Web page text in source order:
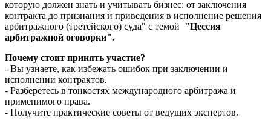
которую должен знать и учитывать бизнес: от заключения
контракта до признания и приведения в исполнение решения
арбитражного (третейского) суда" с темой "Цессия
арбитражной оговорки".
Почему стоит принять участие?
- Вы узнаете, как избежать ошибок при заключении и
исполнении контрактов.
- Разберетесь в тонкостях международного арбитража и
применимого права.
- Получите практические советы от ведущих экспертов.